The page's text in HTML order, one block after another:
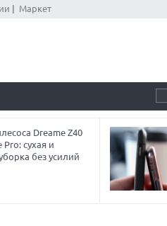
Маркет
Dreame Z40
Pro: сухая и
без усилий